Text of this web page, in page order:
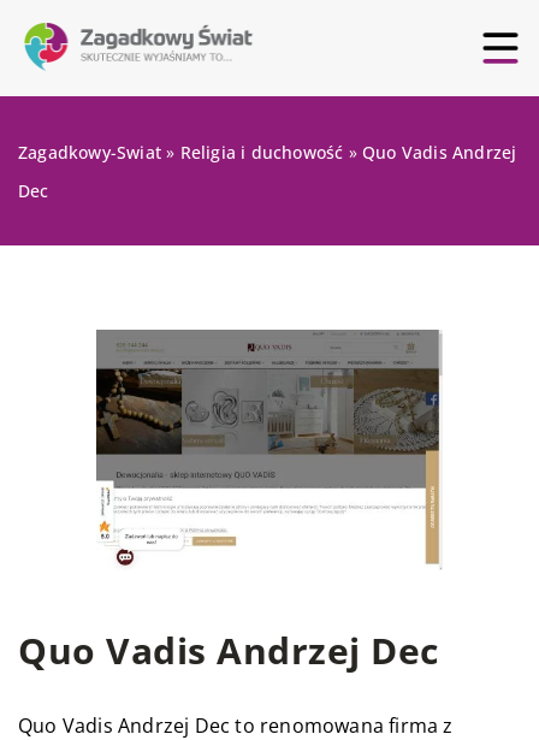
Zagadkowy-Swiat » Religia i duchowość »Quo Vadis Andrzej
Dec
Quo Vadis Andrzej Dec
Quo Vadis Andrzej Dec to renomowana firma z